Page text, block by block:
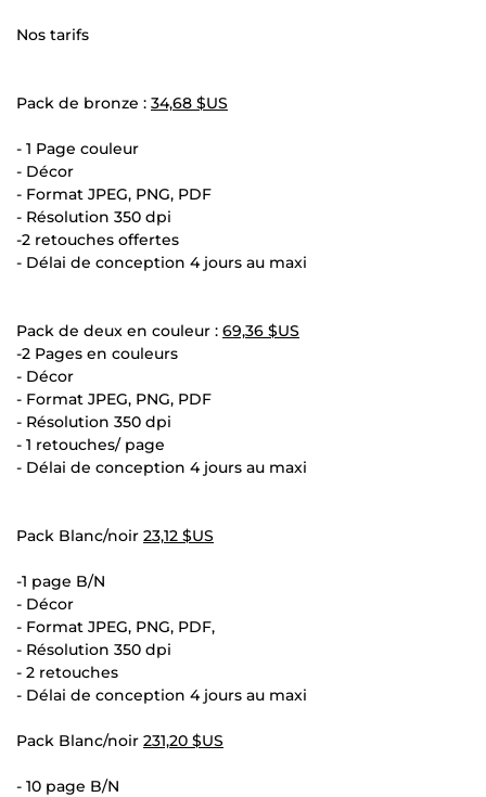
Nos tarifs
Pack de bronze : 34,68 $US
- 1 Page couleur
- Décor
- Format JPEG, PNG, PDF
- Résolution 350 dpi
-2 retouches offertes
- Délai de conception 4 jours au maxi
Pack de deux en couleur : 69,36 $US
-2 Pages en couleurs
- Décor
- Format JPEG, PNG, PDF
- Résolution 350 dpi
- 1 retouches/ page
- Délai de conception 4 jours au maxi
Pack Blanc/noir 23,12 $US
-1 page B/N
- Décor
- Format JPEG, PNG, PDF,
- Résolution 350 dpi
- 2 retouches
- Délai de conception 4 jours au maxi
Pack Blanc/noir 231,20 $US
- 10 page B/N